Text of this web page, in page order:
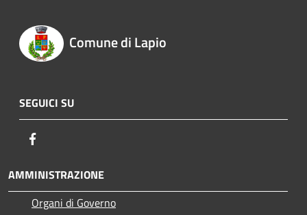
Comune di Lapio
SEGUICI SU
AMMINISTRAZIONE
Organi di Governo